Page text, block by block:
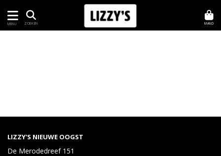
MENU ZOEKEN MAND
LIZZY'S NIEUWE OOGST
De Merodedreef 151